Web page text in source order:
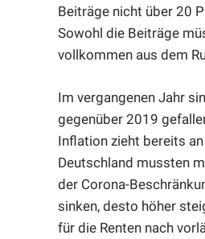
Beiträge nicht über 20
Sowohl die Beiträge
vollkommen aus dem
Im vergangenen Jahr
gegenüber 2019
Inflation zieht bereits
Deutschland mussten
der Corona-
sinken, desto höher
für die Renten nach